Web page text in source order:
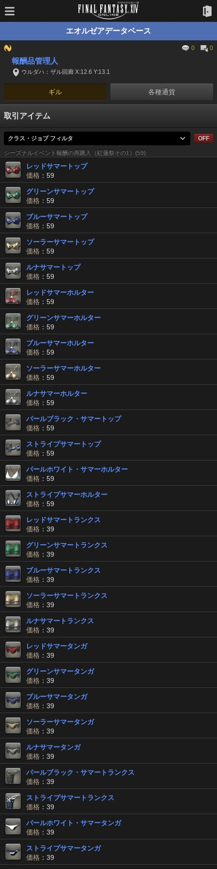
エオルゼアデータベース
0 0
報酬品管理人
ウルダハ：ザル回廊 X:12.6 Y:13.1
ギル 各種通貨
取引アイテム
クラス・ジョブ フィルタ OFF
シーズナルイベント報酬の再購入（紅蓮祭その1）(59)
レッドサマートップ
価格 ：59
グリーンサマートップ
価格 ：59
ブルーサマートップ
価格 ：59
ソーラーサマートップ
価格 ：59
ルナサマートップ
価格 ：59
レッドサマーホルター
価格 ：59
グリーンサマーホルター
価格 ：59
ブルーサマーホルター
価格 ：59
ソーラーサマーホルター
価格 ：59
ルナサマーホルター
価格 ：59
パールブラック・サマートップ
価格 ：59
ストライプサマートップ
価格 ：59
パールホワイト・サマーホルター
価格 ：59
ストライプサマーホルター
価格 ：59
レッドサマートランクス
価格 ：39
グリーンサマートランクス
価格 ：39
ブルーサマートランクス
価格 ：39
ソーラーサマートランクス
価格 ：39
ルナサマートランクス
価格 ：39
レッドサマータンガ
価格 ：39
グリーンサマータンガ
価格 ：39
ブルーサマータンガ
価格 ：39
ソーラーサマータンガ
価格 ：39
ルナサマータンガ
価格 ：39
パールブラック・サマートランクス
価格 ：39
ストライプサマートランクス
価格 ：39
パールホワイト・サマータンガ
価格 ：39
ストライプサマータンガ
価格 ：39